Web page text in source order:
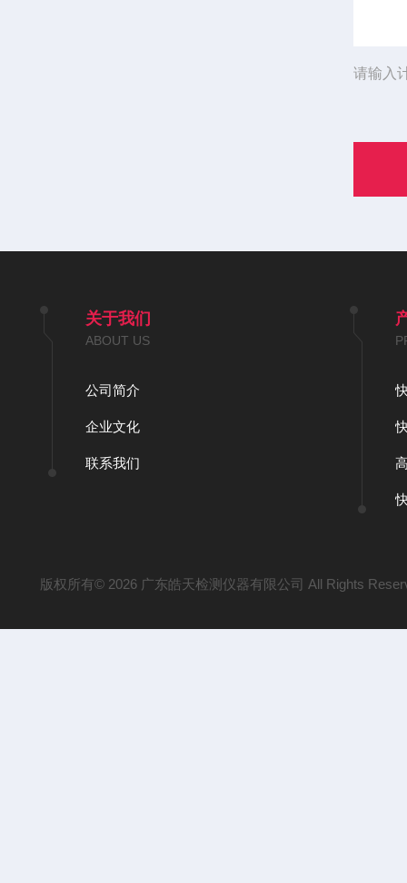
请输入
关于我们
ABOUT US
公司简介
企业文化
联系我们
版权所有© 2026 广东皓天检测仪器有限公司 All Rights